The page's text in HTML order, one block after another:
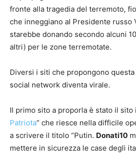
fronte alla tragedia del terremoto,
che inneggiano al Presidente russo
starebbe donando secondo alcuni
altri) per le zone terremotate.
Diversi i siti che propongono
social network diventa virale.
Il primo sito a proporla è stato il sito
Patriota” che riesce nella difficile
a scrivere il titolo “Putin. Donati10
mettere in sicurezza le case degli